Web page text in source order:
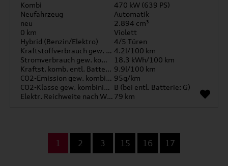
Kombi
470 kW (639 PS)
Neufahrzeug
Automatik
neu
2.894 cm³
0 km
Violett
Hybrid (Benzin/Elektro)
4/5 Türen
Kraftstoffverbrauch gew. kombiniert 4.2l/100 km
Stromverbrauch gew. kombiniert
18.3 kWh/100 km
Kraftst. komb. entl. Batterie 9.9l/100 km
CO2-Emission gew. kombiniert 95g/km
CO2-Klasse gew. kombiniert B (bei entl. Batterie: G)
Elektr. Reichweite nach WLTP* 79 km
1 2 3 15 16 17